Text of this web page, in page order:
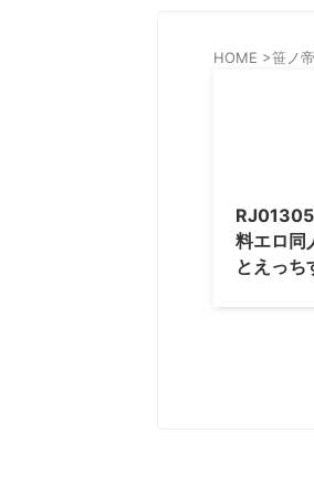
HOME >笹ノ
料エロ同
とえっち